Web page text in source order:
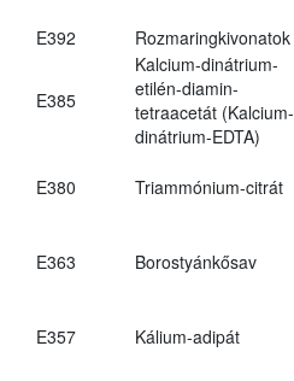
E392
Rozmaringkivonatok
E385
Kalcium-dinátrium-
etilén-diamin-
tetraacetát (Kalcium-
dinátrium-EDTA)
E380 Triammónium-citrát
E363 Borostyánkősav
E357 Kálium-adipát